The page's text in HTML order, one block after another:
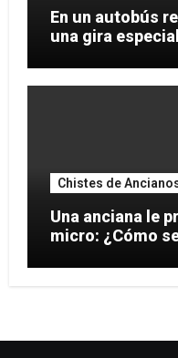
En un autobús
una gira especial
Chistes de
Una anciana le
micro: ¿Cómo